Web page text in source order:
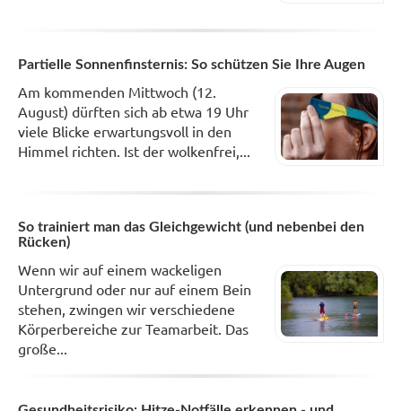
Partielle Sonnenfinsternis: So schützen Sie Ihre Augen
Am kommenden Mittwoch (12.
August) dürften sich ab etwa 19 Uhr
viele Blicke erwartungsvoll in den
Himmel richten. Ist der wolkenfrei,...
So trainiert man das Gleichgewicht (und nebenbei den
Rücken)
Wenn wir auf einem wackeligen
Untergrund oder nur auf einem Bein
stehen, zwingen wir verschiedene
Körperbereiche zur Teamarbeit. Das
große...